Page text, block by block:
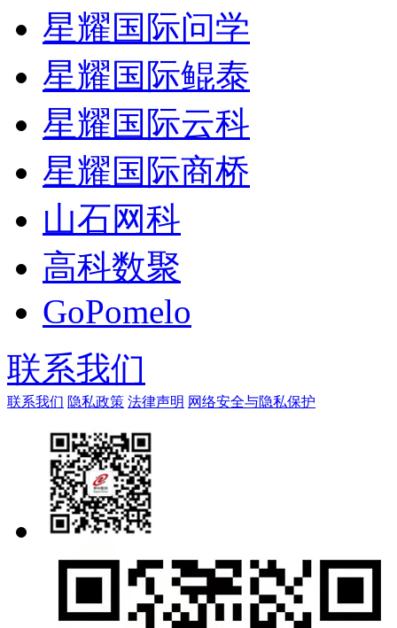
星耀国际问学
星耀国际鲲泰
星耀国际云科
星耀国际商桥
山石网科
高科数聚
GoPomelo
联系我们
联系我们 隐私政策 法律声明 网络安全与隐私保护